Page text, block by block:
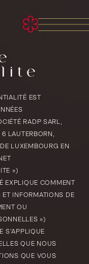
EST
RADP SARL,
LAUTERBORN,
LUXEMBOURG EN
»)
EXPLIQUE COMMENT
ET INFORMATIONS DE
OU
»)
S’APPLIQUE
QUE NOUS
QUE VOUS